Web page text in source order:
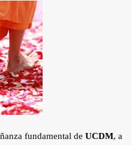
fundamental deUCDM, a